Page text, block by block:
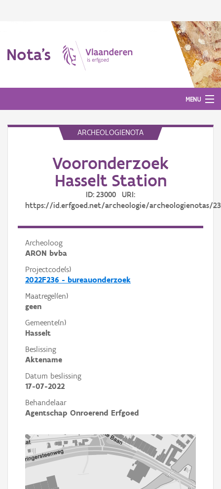
Nota's
MENU
ARCHEOLOGIENOTA
Vooronderzoek
Hasselt Station
ID: 23000 URI:
https://id.erfgoed.net/archeologie/archeologienotas/
Archeoloog
ARON bvba
Projectcode(s)
2022F236 - bureauonderzoek
Maatregel(en)
geen
Gemeente(n)
Hasselt
Beslissing
Aktename
Datum beslissing
17-07-2022
Behandelaar
Agentschap Onroerend Erfgoed